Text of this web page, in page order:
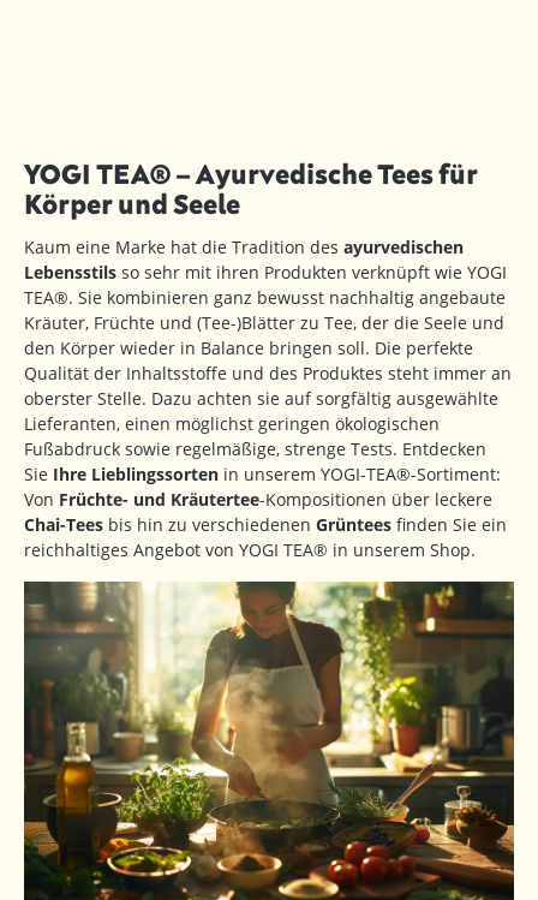
YOGI TEA® – Ayurvedische Tees für
Körper und Seele
Kaum eine Marke hat die Tradition des ayurvedischen
Lebensstils so sehr mit ihren Produkten verknüpft wie YOGI
TEA®. Sie kombinieren ganz bewusst nachhaltig angebaute
Kräuter, Früchte und (Tee-)Blätter zu Tee, der die Seele und
den Körper wieder in Balance bringen soll. Die perfekte
Qualität der Inhaltsstoffe und des Produktes steht immer an
oberster Stelle. Dazu achten sie auf sorgfältig ausgewählte
Lieferanten, einen möglichst geringen ökologischen
Fußabdruck sowie regelmäßige, strenge Tests. Entdecken
Sie Ihre Lieblingssorten in unserem YOGI-TEA®-Sortiment:
Von Früchte- und Kräutertee-Kompositionen über leckere
Chai-Tees bis hin zu verschiedenen Grüntees finden Sie ein
reichhaltiges Angebot von YOGI TEA® in unserem Shop.